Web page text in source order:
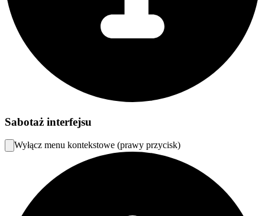
Sabotaż interfejsu
Wyłącz menu kontekstowe (prawy przycisk)